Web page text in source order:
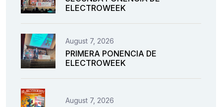
ELECTROWEEK
August 7, 2026
PRIMERA PONENCIA DE
ELECTROWEEK
August 7, 2026